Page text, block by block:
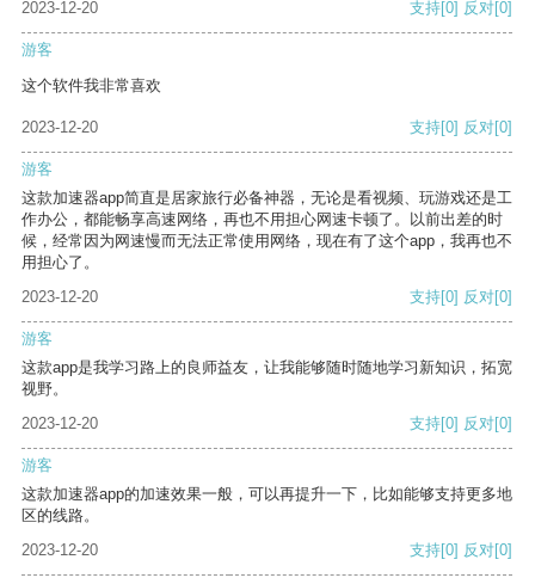
2023-12-20 支持[0] 反对[0]
游客
这个软件我非常喜欢
2023-12-20 支持[0] 反对[0]
游客
这款加速器app简直是居家旅行必备神器，无论是看视频、玩游戏还是工
作办公，都能畅享高速网络，再也不用担心网速卡顿了。以前出差的时
候，经常因为网速慢而无法正常使用网络，现在有了这个app，我再也不
用担心了。
2023-12-20
支持[0] 反对[0]
游客
这款app是我学习路上的良师益友，让我能够随时随地学习新知识，拓宽
视野。
2023-12-20
支持[0] 反对[0]
游客
这款加速器app的加速效果一般，可以再提升一下，比如能够支持更多地
区的线路。
2023-12-20
支持[0] 反对[0]